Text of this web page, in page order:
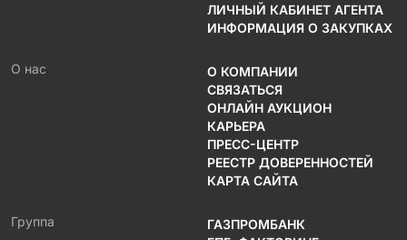
ЛИЧНЫЙ КАБИНЕТ АГЕНТА
ИНФОРМАЦИЯ О ЗАКУПКАХ
О нас
О КОМПАНИИ
СВЯЗАТЬСЯ
ОНЛАЙН АУКЦИОН
КАРЬЕРА
ПРЕСС-ЦЕНТР
РЕЕСТР ДОВЕРЕННОСТЕЙ
КАРТА САЙТА
Группа
ГАЗПРОМБАНК